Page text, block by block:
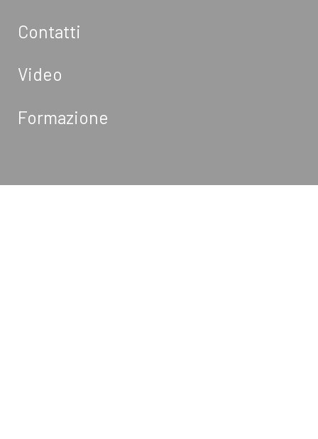
Contatti
Video
Formazione